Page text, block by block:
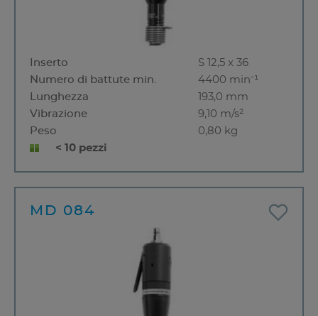
Inserto
S 12,5 x 36
Numero di battute min.
4400 min⁻¹
Lunghezza
193,0 mm
Vibrazione
9,10 m/s²
Peso
0,80 kg
< 10 pezzi
MD 084